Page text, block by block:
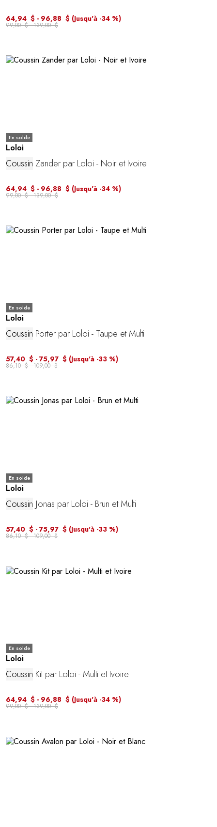
64,94 $ - 96,88 $ (Jusqu'à -34 %)
99,00 $ - 139,00 $
En solde
Loloi
Coussin Zander par Loloi - Noir et Ivoire
64,94 $ - 96,88 $ (Jusqu'à -34 %)
99,00 $ - 139,00 $
En solde
Loloi
Coussin Porter par Loloi - Taupe et Multi
57,40 $ - 75,97 $ (Jusqu'à -33 %)
86,10 $ - 109,00 $
En solde
Loloi
Coussin Jonas par Loloi - Brun et Multi
57,40 $ - 75,97 $ (Jusqu'à -33 %)
86,10 $ - 109,00 $
En solde
Loloi
Coussin Kit par Loloi - Multi et Ivoire
64,94 $ - 96,88 $ (Jusqu'à -34 %)
99,00 $ - 139,00 $